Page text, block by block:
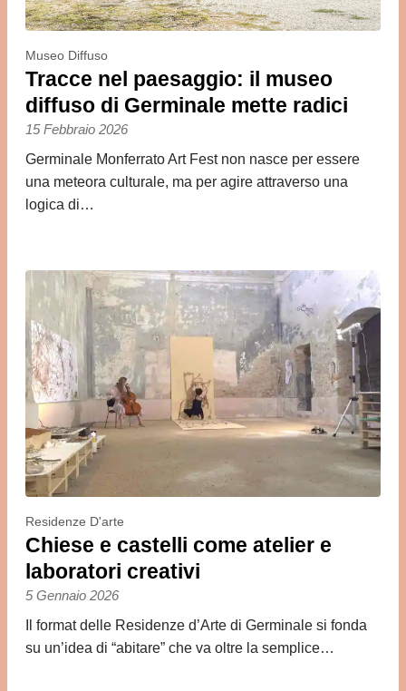
Museo Diffuso
Tracce nel paesaggio: il museo
diffuso di Germinale mette radici
15 Febbraio 2026
Germinale Monferrato Art Fest non nasce per essere
una meteora culturale, ma per agire attraverso una
logica di…
Residenze D'arte
Chiese e castelli come atelier e
laboratori creativi
5 Gennaio 2026
Il format delle Residenze d’Arte di Germinale si fonda
su un’idea di “abitare” che va oltre la semplice…